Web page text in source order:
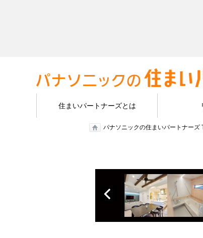
住まいパートナーズとは
パナソニックの住まいパートナーズ